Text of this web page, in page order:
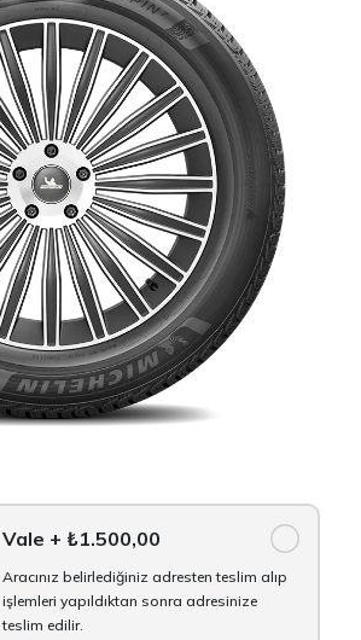
Vale + ₺1.500,00
Aracınız belirlediğiniz adresten teslim alıp
işlemleri yapıldıktan sonra adresinize
teslim edilir.